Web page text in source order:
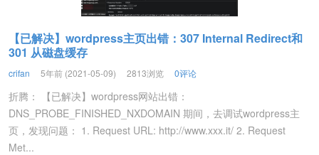
【已解决】wordpress主页出错：307 Internal Redirect和
301 从磁盘缓存
crifan 5年前 (2021-05-09) 2813浏览 0评论
折腾： 【已解决】wordpress网站出错：
DNS_PROBE_FINISHED_NXDOMAIN 期间，去调试wordpress主
页，发现问题： 1. Request URL: http://www.xxx.it/ 2. Request
Met...